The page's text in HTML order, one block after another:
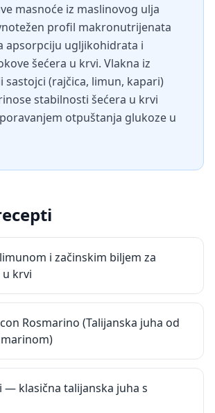
masnoće iz maslinovog ulja
profil makronutrijenata
apsorpciju ugljikohidrata i
šećera u krvi. Vlakna iz
sastojci (rajčica, limun, kapari)
stabilnosti šećera u krvi
otpuštanja glukoze u
i začinskim biljem za
u krvi
Rosmarino (Talijanska juha od
— klasična talijanska juha s